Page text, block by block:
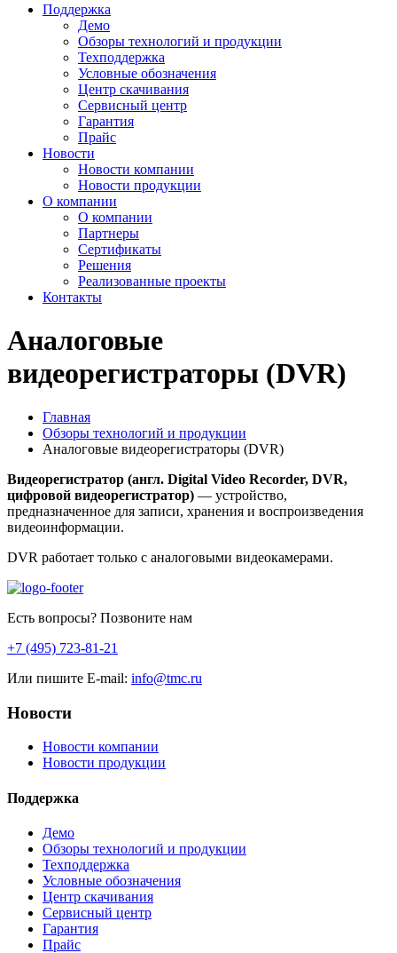
Поддержка
Демо
Обзоры технологий и продукции
Техподдержка
Условные обозначения
Центр скачивания
Сервисный центр
Гарантия
Прайс
Новости
Новости компании
Новости продукции
О компании
О компании
Партнеры
Сертификаты
Решения
Реализованные проекты
Контакты
Аналоговые
видеорегистраторы (DVR)
Главная
Обзоры технологий и продукции
Аналоговые видеорегистраторы (DVR)
Видеорегистратор (англ. Digital Video Recorder, DVR,
цифровой видеорегистратор) — устройство,
предназначенное для записи, хранения и воспроизведения
видеоинформации.
DVR работает только с аналоговыми видеокамерами.
Есть вопросы? Позвоните нам
+7 (495) 723-81-21
Или пишите E-mail: info@tmc.ru
Новости
Новости компании
Новости продукции
Поддержка
Демо
Обзоры технологий и продукции
Техподдержка
Условные обозначения
Центр скачивания
Сервисный центр
Гарантия
Прайс